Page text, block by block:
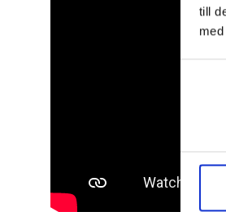
till